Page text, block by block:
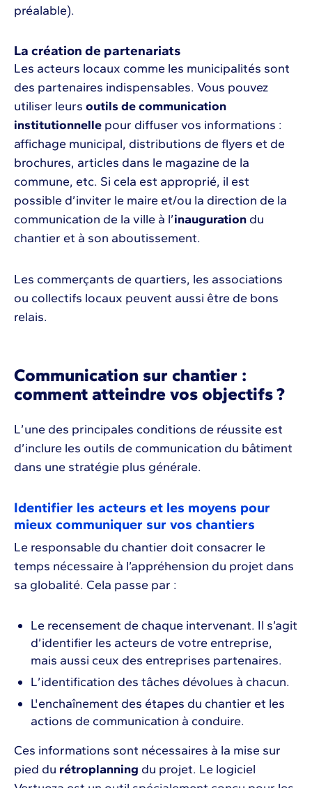
préalable).
La création de partenariats
Les acteurs locaux comme les municipalités sont
des partenaires indispensables. Vous pouvez
utiliser leurs outils de communication
institutionnelle pour diffuser vos informations :
affichage municipal, distributions de flyers et de
brochures, articles dans le magazine de la
commune, etc. Si cela est approprié, il est
possible d’inviter le maire et/ou la direction de la
communication de la ville à l’inauguration du
chantier et à son aboutissement.
Les commerçants de quartiers, les associations
ou collectifs locaux peuvent aussi être de bons
relais.
Communication sur chantier :
comment atteindre vos objectifs ?
L’une des principales conditions de réussite est
d’inclure les outils de communication du bâtiment
dans une stratégie plus générale.
Identifier les acteurs et les moyens pour
mieux communiquer sur vos chantiers
Le responsable du chantier doit consacrer le
temps nécessaire à l’appréhension du projet dans
sa globalité. Cela passe par :
Le recensement de chaque intervenant. Il s’agit
d’identifier les acteurs de votre entreprise,
mais aussi ceux des entreprises partenaires.
L’identification des tâches dévolues à chacun.
L'enchaînement des étapes du chantier et les
actions de communication à conduire.
Ces informations sont nécessaires à la mise sur
pied du rétroplanning du projet. Le logiciel